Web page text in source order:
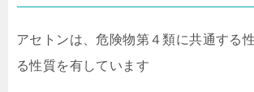
アセトンは、危険物第４類に共通する
る性質を有しています